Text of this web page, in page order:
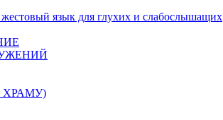
язык для глухих и слабослышащих